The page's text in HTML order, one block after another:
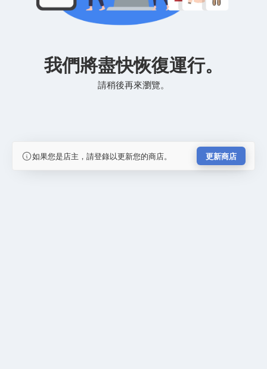
我們將盡快恢復運行。
請稍後再來瀏覽。
如果您是店主，請登錄以更新您的商店。 更新商店